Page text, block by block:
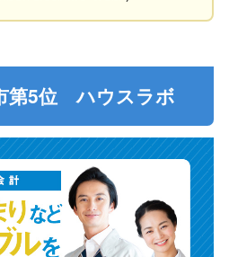
第5位 ハウスラボ